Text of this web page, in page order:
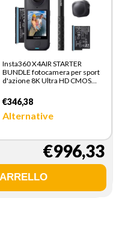
Insta360 X4AIR STARTER
BUNDLE fotocamera per sport
d'azione 8K Ultra HD CMOS
€346,38
Alternative
€996,33